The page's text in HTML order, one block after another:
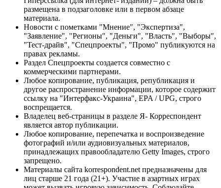
размещена в подзаголовке или в первом абзаце
материала.
Новости с пометками "Мнение", "Экспертиза",
"Заявление", "Регионы", "Деньги", "Власть", "Выборы",
"Тест-драйв", "Спецпроекты", "Промо" публикуются на
правах рекламы.
Раздел Спецпроекты создается совместно с
коммерческими партнерами.
Любое копирование, публикация, републикация и
другое распространение информации, которое содержит
ссылку на "Интерфакс-Украина", EPA / UPG, строго
воспрещается.
Владелец веб-страницы в разделе Я- Корреспондент
является автор публикации.
Любое копирование, перепечатка и воспроизведение
фотографий и/или аудиовизуальных материалов,
принадлежащих правообладателю Getty Images, строго
запрещено.
Материалы сайта korrespondent.net предназначены для
лиц старше 21 года (21+). Участие в азартных играх